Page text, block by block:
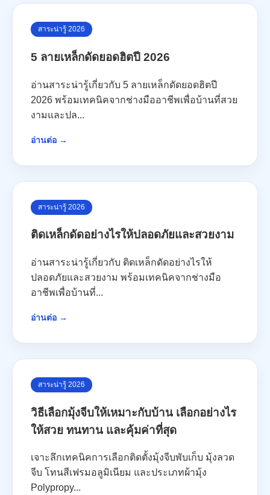
สาระน่ารู้ 2026
5 ลายเหล็กดัดยอดฮิตปี 2026
อ่านสาระน่ารู้เกี่ยวกับ 5 ลายเหล็กดัดยอดฮิตปี
2026 พร้อมเทคนิคจากช่างมืออาชีพเพื่อบ้านที่สวย
งามและปล...
อ่านต่อ →
สาระน่ารู้ 2026
ติดเหล็กดัดอย่างไรให้ปลอดภัยและสวยงาม
อ่านสาระน่ารู้เกี่ยวกับ ติดเหล็กดัดอย่างไรให้
ปลอดภัยและสวยงาม พร้อมเทคนิคจากช่างมือ
อาชีพเพื่อบ้านที่...
อ่านต่อ →
สาระน่ารู้ 2026
วิธีเลือกมุ้งจีบให้เหมาะกับบ้าน เลือกอย่างไร
ให้สวย ทนทาน และคุ้มค่าที่สุด
เจาะลึกเทคนิคการเลือกติดตั้งมุ้งจีบพับเก็บ มุ้งลวด
จีบ โทนสีเฟรมอลูมิเนียม และประเภทผ้ามุ้ง
Polypropy...